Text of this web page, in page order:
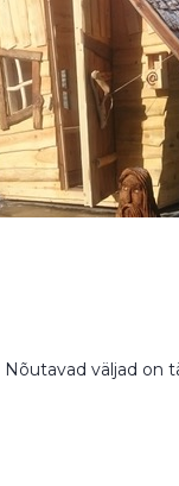
Nõutavad väljad on